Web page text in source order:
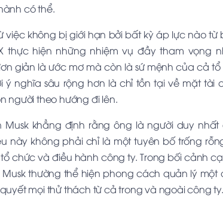
có thể.
việc không bị giới hạn bởi bất kỳ áp lực nào từ
thực hiện những nhiệm vụ đầy tham vọng
giản là ước mơ mà còn là sứ mệnh của cả
ý nghĩa sâu rộng hơn là chỉ tồn tại về mặt tài
người theo hướng đi lên.
Musk khẳng định rằng ông là người duy
này không phải chỉ là một tuyên bố trống
chức và điều hành công ty. Trong bối cảnh
Musk thường thể hiện phong cách quản lý
mọi thử thách từ cả trong và ngoài công ty.